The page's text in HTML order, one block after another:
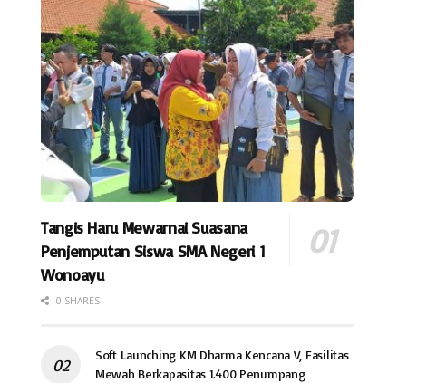
Tangis Haru Mewarnai Suasana
Penjemputan Siswa SMA Negeri 1
Wonoayu
0 SHARES
Soft Launching KM Dharma Kencana V, Fasilitas
Mewah Berkapasitas 1.400 Penumpang